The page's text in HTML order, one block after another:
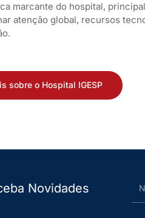
marcante do hospital,
atenção global, recursos
sobre o Hospital IGESP
Novidades